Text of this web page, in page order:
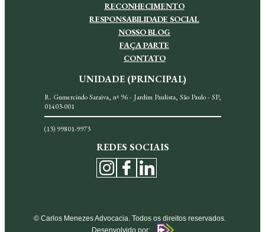
RECONHECIMENTO
RESPONSABILIDADE SOCIAL
NOSSO BLOG
FAÇA PARTE
CONTATO
UNIDADE (PRINCIPAL)
R. Gumercindo Saraiva, nª 96 - Jardim Paulista, São Paulo - SP,
01403-001
(13) 99801-9973
REDES SOCIAIS
© Carlos Menezes Advocacia. Todos os direitos reservados.
Desenvolvido por: